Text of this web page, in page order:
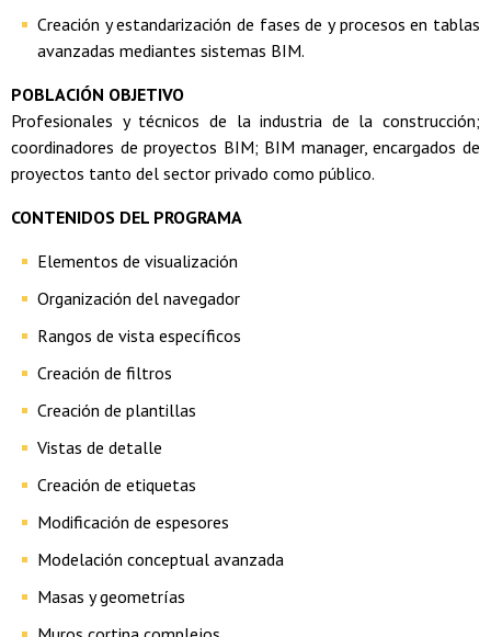
Creación y estandarización de fases de y procesos en tablas
avanzadas mediantes sistemas BIM.
POBLACIÓN OBJETIVO
Profesionales y técnicos de la industria de la construcción;
coordinadores de proyectos BIM; BIM manager, encargados de
proyectos tanto del sector privado como público.
CONTENIDOS DEL PROGRAMA
Elementos de visualización
Organización del navegador
Rangos de vista específicos
Creación de filtros
Creación de plantillas
Vistas de detalle
Creación de etiquetas
Modificación de espesores
Modelación conceptual avanzada
Masas y geometrías